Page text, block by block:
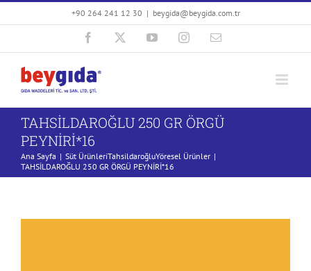
to
+90 264 241 12 30 | beygida@beygida.com.tr
Facebook YouTubeInstagram
E-
TAHSİLDAROĞLU 250 GR ÖRGÜ
PEYNİRİ*16
Ana Sayfa Süt ÜrünleriTahsildaroğluYöresel Ürünler
TAHSİLDAROĞLU 250 GR ÖRGÜ PEYNİRİ*16